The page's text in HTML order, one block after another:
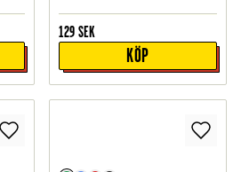
129 SEK
KÖP